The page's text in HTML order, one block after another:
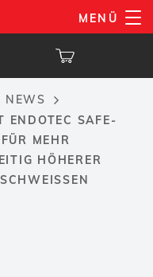
MENÜ
NEWS
ENDOTEC SAFE-
MEHR
HÖHERER